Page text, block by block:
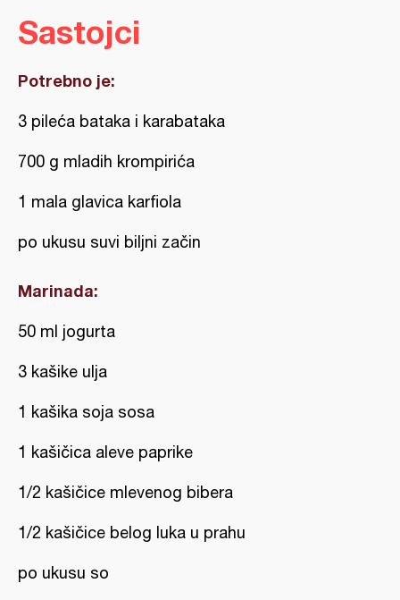
Sastojci
Potrebno je:
3 pileća bataka i karabataka
700 g mladih krompirića
1 mala glavica karfiola
po ukusu suvi biljni začin
Marinada:
50 ml jogurta
3 kašike ulja
1 kašika soja sosa
1 kašičica aleve paprike
1/2 kašičice mlevenog bibera
1/2 kašičice belog luka u prahu
po ukusu so